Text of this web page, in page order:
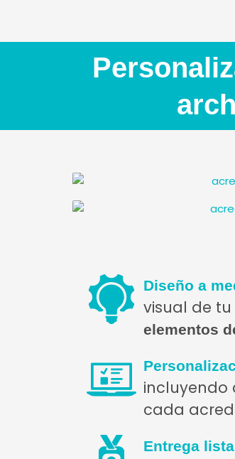
Diseño a
visual de
elementos
incluyendo
cada
Entrega